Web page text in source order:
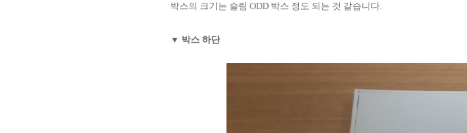
박스의 크기는 슬림 ODD 박스 정도 되는 것 같습니다.
▼ 박스 하단